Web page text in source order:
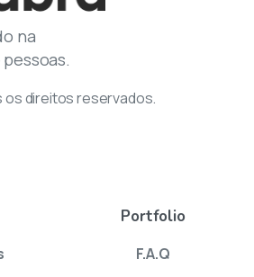
na
direitos reservados.
Portfolio
F.A.Q